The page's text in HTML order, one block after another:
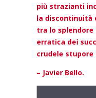
più strazianti
la discontinuità
tra lo
erratica dei
crudele stupore
– Javier Bello.